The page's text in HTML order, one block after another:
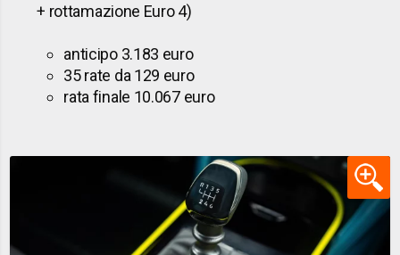
+ rottamazione Euro 4)
anticipo 3.183 euro
35 rate da 129 euro
rata finale 10.067 euro